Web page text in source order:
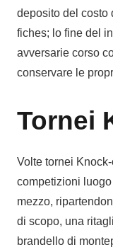
deposito del costo
fiches; lo fine del
avversarie corso
conservare le
Tornei
Volte tornei
competizioni
mezzo,
di scopo, una
brandello di